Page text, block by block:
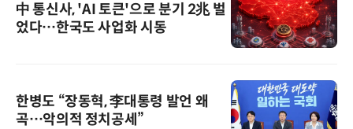
中 통신사, 'AI 토큰'으로 분기 2兆 벌
었다…한국도 사업화 시동
한병도 “장동혁, 李대통령 발언 왜
곡…악의적 정치공세”